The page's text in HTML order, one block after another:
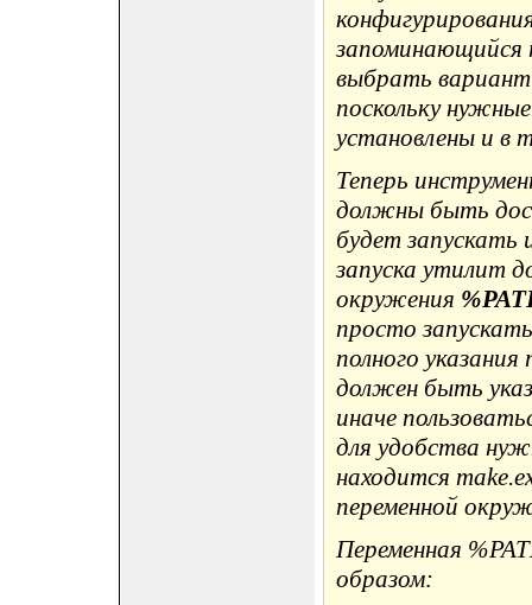
запоминающийся
выбрать
поскольку
установлены и в
Теперь
должны быть
будет запускать
запуска утилит
окружения
просто
полного
должен быть
иначе
для удобства
находится
переменной
Переменная
образом: